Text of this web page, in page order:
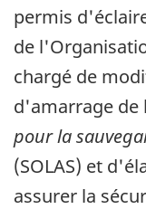
permis
de
chargé de
d'amarrage de
pour la
(SOLAS) et
assurer la